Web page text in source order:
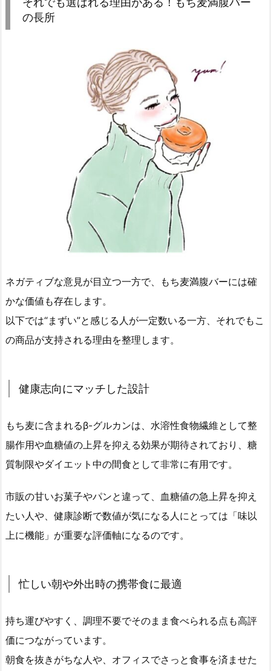
の長所
ネガティブな意見が目立つ一方で、もち麦満腹バーには確
かな価値も存在します。
以下では“まずい”と感じる人が一定数いる一方、それでもこ
の商品が支持される理由を整理します。
健康志向にマッチした設計
もち麦に含まれるβ-グルカンは、水溶性食物繊維として整
腸作用や血糖値の上昇を抑える効果が期待されており、糖
質制限やダイエット中の間食として非常に有用です。
市販の甘いお菓子やパンと違って、血糖値の急上昇を抑え
たい人や、健康診断で数値が気になる人にとっては「味以
上に機能」が重要な評価軸になるのです。
忙しい朝や外出時の携帯食に最適
持ち運びやすく、調理不要でそのまま食べられる点も高評
価につながっています。
朝食を抜きがちな人や、オフィスでさっと食事を済ませた